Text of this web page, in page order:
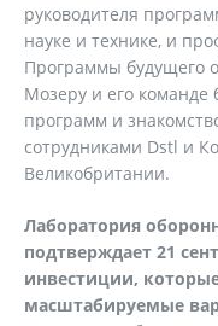
руководителя
науке и технике, и
Программы будущего
Мозеру и его команде
программ и
сотрудниками Dstl и
Великобритании.
Лаборатория
подтверждает 21
инвестиции,
масштабируемые